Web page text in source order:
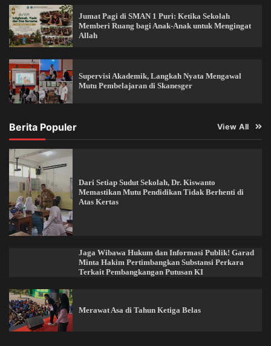
Jumat Pagi di SMAN 1 Puri: Ketika Sekolah
Memberi Ruang bagi Anak-Anak untuk Mengingat
Allah
Supervisi Akademik, Langkah Nyata Mengawal
Mutu Pembelajaran di Skanesger
Berita Populer View All
Dari Setiap Sudut Sekolah, Dr. Kiswanto
Memastikan Mutu Pendidikan Tidak Berhenti di
Atas Kertas
Jaga Wibawa Hukum dan Informasi Publik! Garad
Minta Hakim Pertimbangkan Substansi Perkara
Terkait Pembangkangan Putusan KI
Merawat Asa di Tahun Ketiga Belas